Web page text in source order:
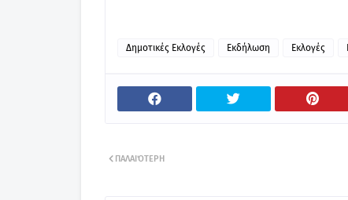
Δημοτικές Εκλογές Εκδήλωση Εκλογές
ΠΑΛΑΙΌΤΕΡΗ